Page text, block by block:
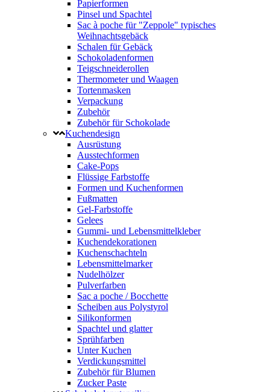
Papierformen
Pinsel und Spachtel
Sac à poche für "Zeppole" typisches
Weihnachtsgebäck
Schalen für Gebäck
Schokoladenformen
Teigschneiderollen
Thermometer und Waagen
Tortenmasken
Verpackung
Zubehör
Zubehör für Schokolade
Kuchendesign
Ausrüstung
Ausstechformen
Cake-Pops
Flüssige Farbstoffe
Formen und Kuchenformen
Fußmatten
Gel-Farbstoffe
Gelees
Gummi- und Lebensmittelkleber
Kuchendekorationen
Kuchenschachteln
Lebensmittelmarker
Nudelhölzer
Pulverfarben
Sac a poche / Bocchette
Scheiben aus Polystyrol
Silikonformen
Spachtel und glatter
Sprühfarben
Unter Kuchen
Verdickungsmittel
Zubehör für Blumen
Zucker Paste